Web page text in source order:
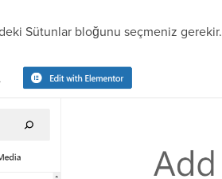
Sütunlar bloğunu seçmeniz gerekir.